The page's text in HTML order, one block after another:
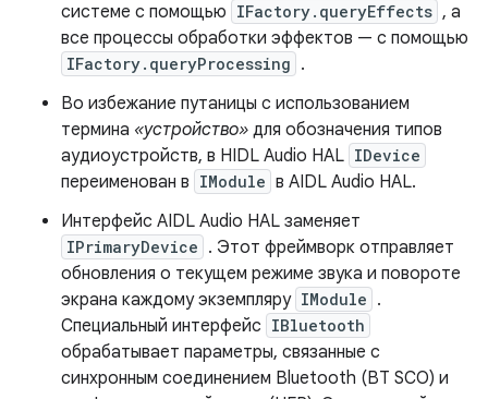
системе с помощью IFactory.queryEffects , а
все процессы обработки эффектов — с помощью
IFactory.queryProcessing .
Во избежание путаницы с использованием
термина «устройство» для обозначения типов
аудиоустройств, в HIDL Audio HAL IDevice
переименован в IModule в AIDL Audio HAL.
Интерфейс AIDL Audio HAL заменяет
IPrimaryDevice . Этот фреймворк отправляет
обновления о текущем режиме звука и повороте
экрана каждому экземпляру IModule .
Специальный интерфейс IBluetooth
обрабатывает параметры, связанные с
синхронным соединением Bluetooth (BT SCO) и